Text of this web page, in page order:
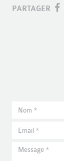
PARTAGER